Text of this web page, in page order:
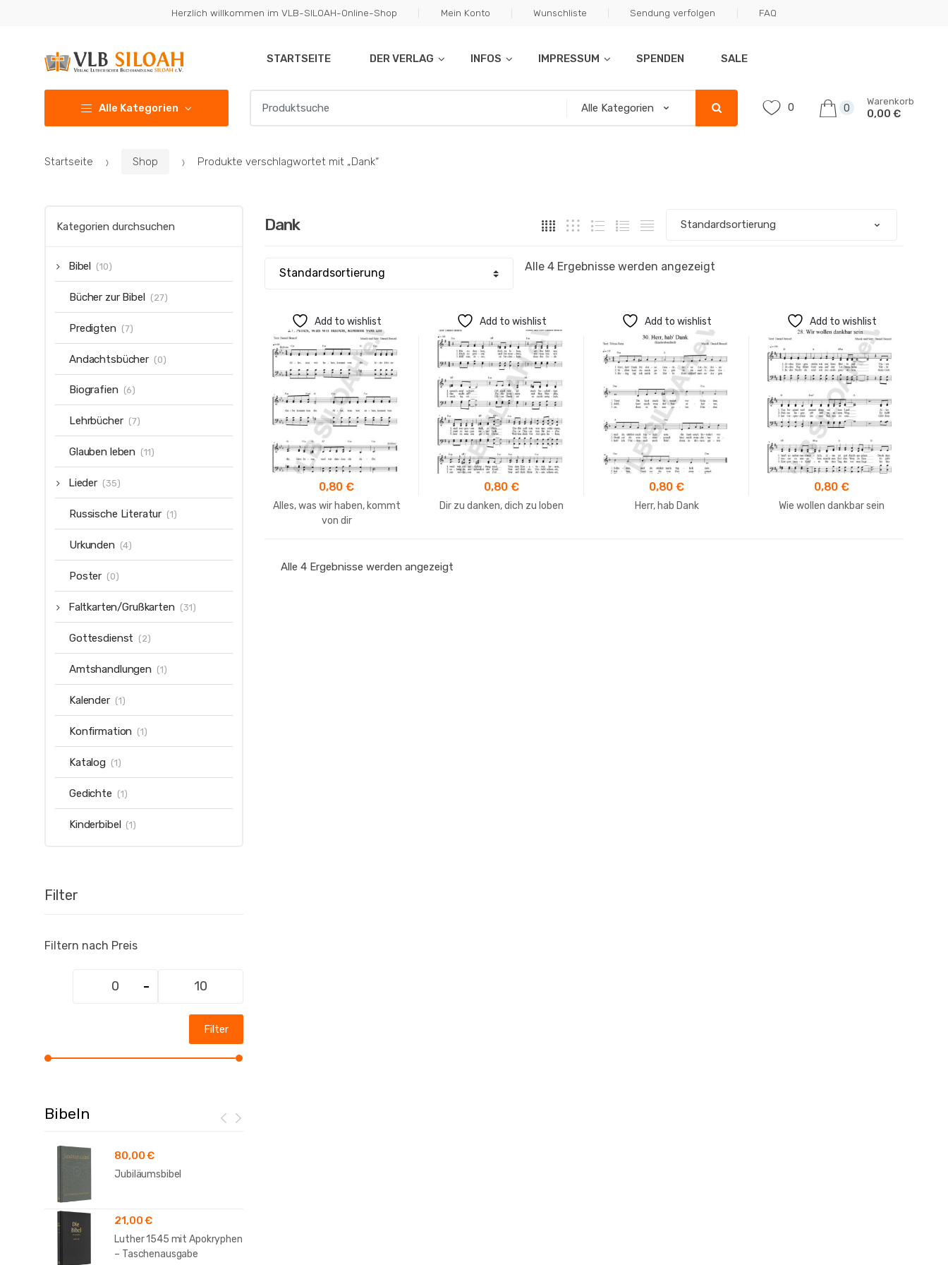
Herzlich willkommen im VLB-SILOAH-Online-Shop Mein Konto Wunschliste Sendung verfolgen FAQ
STARTSEITE DER VERLAG INFOS IMPRESSUM SPENDEN SALE
Alle Kategorien
nach:
0 0
Warenkorb
0,00 €
Startseite Shop Produkte verschlagwortet mit „Dank“
Dank
Alle 4 Ergebnisse werden angezeigt
Add to wishlist
0,80€
Alles, was wir haben, kommt
von dir
Add to wishlist
0,80€
Dir zu danken, dich zu loben
Add to wishlist
0,80€
Herr, hab Dank
Add to wishlist
0,80€
Wie wollen dankbar sein
Alle 4 Ergebnisse werden angezeigt
Kategorien durchsuchen
Bibel (10)
Bücher zur Bibel (27)
Predigten (7)
Andachtsbücher (0)
Biografien (6)
Lehrbücher (7)
Glauben leben (11)
Lieder (35)
Russische Literatur (1)
Urkunden (4)
Poster (0)
Faltkarten/Grußkarten (31)
Gottesdienst (2)
Amtshandlungen (1)
Kalender (1)
Konfirmation (1)
Katalog (1)
Gedichte (1)
Kinderbibel (1)
Filter
Filtern nach Preis
Filter
Bibeln
80,00€
Jubiläumsbibel
21,00€
Luther 1545 mit Apokryphen
– Taschenausgabe